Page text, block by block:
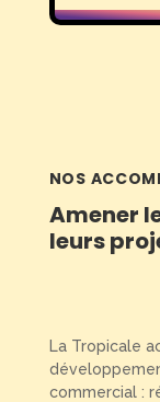
NOS
Amener
leurs
La Tropicale
commercial :